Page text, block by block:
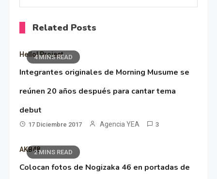
Related Posts
4 MINS READ
Hello! Project
Integrantes originales de Morning Musume se
reúnen 20 años después para cantar tema
debut
17 Diciembre 2017 Agencia YEA 3
2 MINS READ
AKB48
Colocan fotos de Nogizaka 46 en portadas de